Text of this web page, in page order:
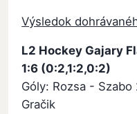
Výsledok
L2 Hockey Gajary
1:6 (0:2,1:2,0:2)
Góly: Rozsa -
Gračik